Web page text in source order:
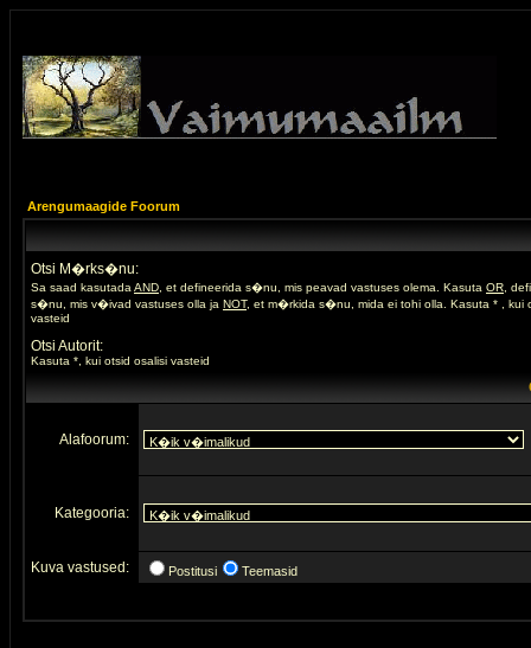
Arengumaagide Foorum
Otsi M�rks�nu:
Sa saad kasutada AND , et defineerida s�nu, mis peavad vastuses olema. Kasuta OR ,
s�nu, mis v�ivad vastuses olla ja NOT, et m�rkida s�nu, mida ei tohi olla. Kasuta * , kui
vasteid
Otsi Autorit:
Kasuta *, kui otsid osalisi vasteid
Alafoorum:
Kategooria:
Kuva vastused: Postitusi Teemasid